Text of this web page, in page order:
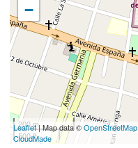
−
200 m
500 ft
Leaflet| Map data ©OpenStreetMap
CloudMade